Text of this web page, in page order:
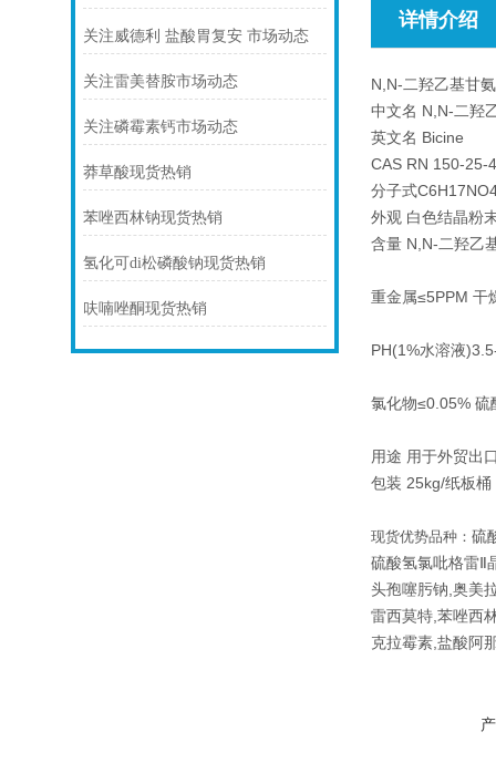
关注威德利 盐酸胃复安 市场动态
关注雷美替胺市场动态
关注磷霉素钙市场动态
莽草酸现货热销
苯唑西林钠现货热销
氢化可di松磷酸钠现货热销
呋喃唑酮现货热销
详情介绍
N,N-二羟乙基甘
中文名 N,N-二羟
英文名 Bicine
CAS RN 150-25-
分子式
外观 白色结晶粉
含量 N,N-二羟乙
重金属≤5PPM 干
PH(1%水溶液
氯化物≤0.05%
用途 用于外贸出
包装 25kg/纸板桶
现货优势品种： 硫
硫酸氢氯吡格雷Ⅱ
头孢噻肟钠,奥美
雷西莫特,苯唑西
克拉霉素,盐酸阿